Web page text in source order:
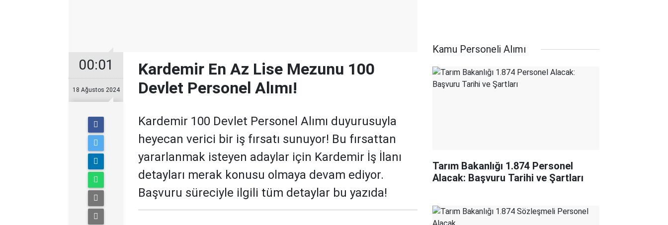
00:01
18 Ağustos 2024
Kardemir En Az Lise Mezunu 100
Devlet Personel Alımı!
Kardemir 100 Devlet Personel Alımı duyurusuyla
heyecan verici bir iş fırsatı sunuyor! Bu fırsattan
yararlanmak isteyen adaylar için Kardemir İş İlanı
detayları merak konusu olmaya devam ediyor.
Başvuru süreciyle ilgili tüm detaylar bu yazıda!
Kamu Personeli Alımı
Tarım Bakanlığı 1.874 Personel
Alacak: Başvuru Tarihi ve Şartları